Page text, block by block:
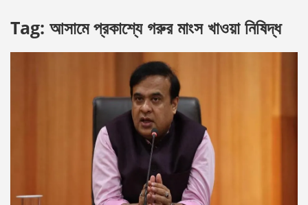
Tag: আসামে প্রকাশ্যে গরুর মাংস খাওয়া নিষিদ্ধ